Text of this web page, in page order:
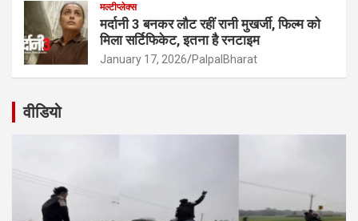
मल्टीप्लेक्स
मर्दानी 3 बनकर लौट रहीं रानी मुखर्जी, फिल्म को
मिला सर्टिफिकेट, इतना है रनटाइम
January 17, 2026 PalpalBharat
वीडियो